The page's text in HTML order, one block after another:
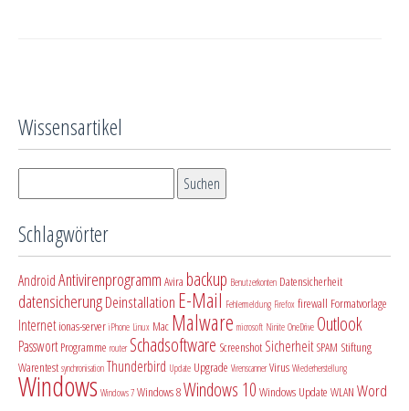
Wissensartikel
Schlagwörter
AndroidAntivirenprogramm Avira backup Benutzerkonten Datensicherheit
datensicherungDeinstallation E-Mail Fehlermeldung Firefox firewall Formatvorlage
Internet ionas-server iPhone Linux Mac Malware microsoft Ninite OneDrive Outlook
Passwort Programme router Schadsoftware Screenshot Sicherheit SPAM Stiftung
Warentest synchronisation Thunderbird Update Upgrade Virenscanner Virus Wiederherstellung
Windows Windows 7 Windows 8Windows 10 Windows Update WLAN Word